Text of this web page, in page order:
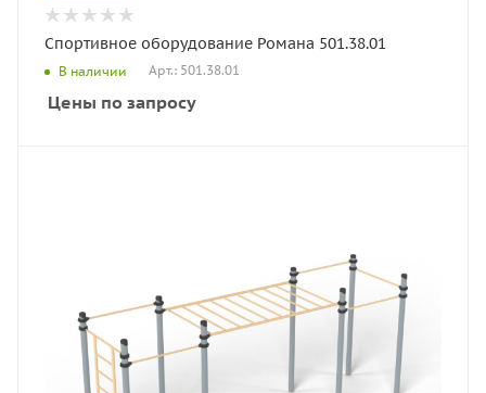
Спортивное оборудование Романа 501.38.01
В наличии Арт.: 501.38.01
Цены по запросу